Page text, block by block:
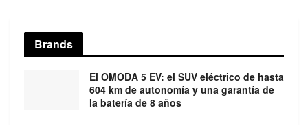
Brands
El OMODA 5 EV: el SUV eléctrico de hasta
604 km de autonomía y una garantía de
la batería de 8 años